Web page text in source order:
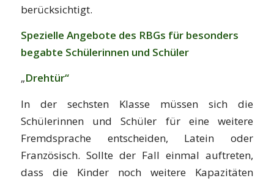
berücksichtigt.
Spezielle Angebote des RBGs für besonders
begabte Schülerinnen und Schüler
„Drehtür“
In der sechsten Klasse müssen sich die
Schülerinnen und Schüler für eine weitere
Fremdsprache entscheiden, Latein oder
Französisch. Sollte der Fall einmal auftreten,
dass die Kinder noch weitere Kapazitäten